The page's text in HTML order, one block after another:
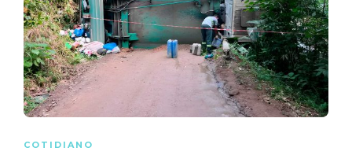
COTIDIANO